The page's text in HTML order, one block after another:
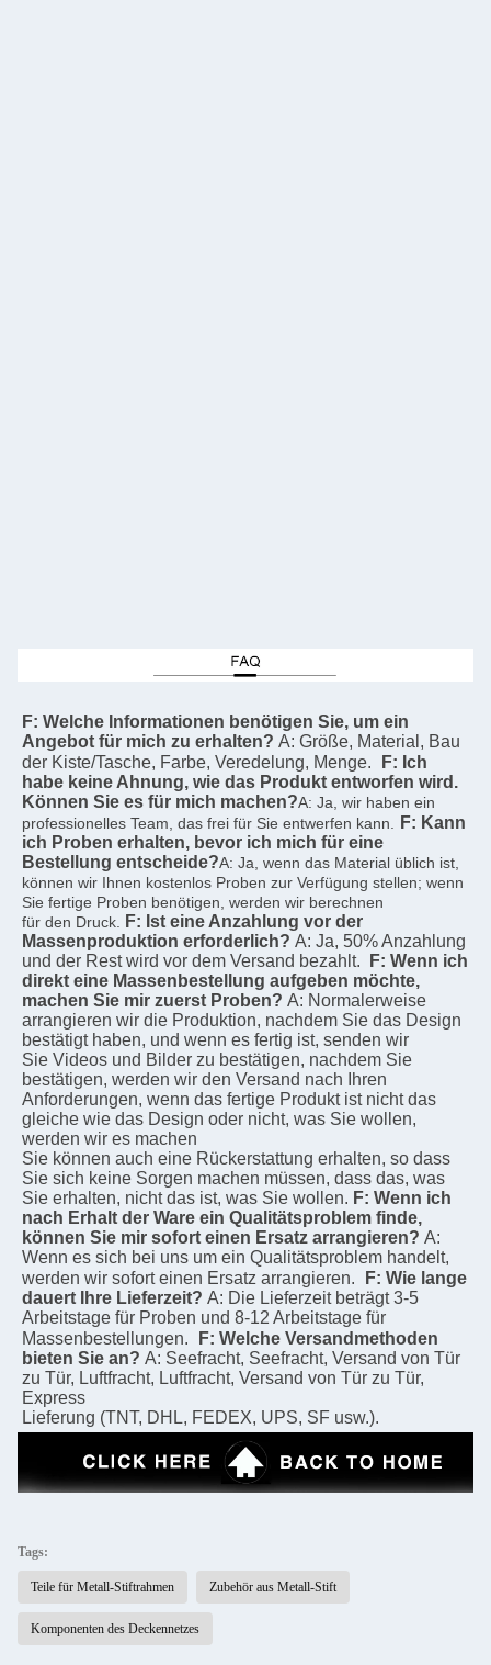
F: Welche Informationen benötigen Sie, um ein
Angebot für mich zu erhalten? A: Größe, Material, Bau
der Kiste/Tasche, Farbe, Veredelung, Menge.
F: Ich
habe keine Ahnung, wie das Produkt entworfen wird.
Können Sie es für mich machen?A: Ja, wir haben ein
professionelles Team, das frei für Sie entwerfen kann.
F: Kann
ich Proben erhalten, bevor ich mich für eine
Bestellung entscheide?A: Ja, wenn das Material üblich ist,
können wir Ihnen kostenlos Proben zur Verfügung stellen; wenn
Sie fertige Proben benötigen, werden wir berechnen
für den Druck.
F: Ist eine Anzahlung vor der
Massenproduktion erforderlich? A: Ja, 50% Anzahlung
und der Rest wird vor dem Versand bezahlt.
F: Wenn ich
direkt eine Massenbestellung aufgeben möchte,
machen Sie mir zuerst Proben? A: Normalerweise
arrangieren wir die Produktion, nachdem Sie das Design
bestätigt haben, und wenn es fertig ist, senden wir
Sie Videos und Bilder zu bestätigen, nachdem Sie
bestätigen, werden wir den Versand nach Ihren
Anforderungen, wenn das fertige Produkt ist nicht das
gleiche wie das Design oder nicht, was Sie wollen,
werden wir es machen
Sie können auch eine Rückerstattung erhalten, so dass
Sie sich keine Sorgen machen müssen, dass das, was
Sie erhalten, nicht das ist, was Sie wollen. F: Wenn ich
nach Erhalt der Ware ein Qualitätsproblem finde,
können Sie mir sofort einen Ersatz arrangieren? A:
Wenn es sich bei uns um ein Qualitätsproblem handelt,
werden wir sofort einen Ersatz arrangieren.
F: Wie lange
dauert Ihre Lieferzeit? A: Die Lieferzeit beträgt 3-5
Arbeitstage für Proben und 8-12 Arbeitstage für
Massenbestellungen.
F: Welche Versandmethoden
bieten Sie an? A: Seefracht, Seefracht, Versand von Tür
zu Tür, Luftfracht, Luftfracht, Versand von Tür zu Tür,
Express
Lieferung (TNT, DHL, FEDEX, UPS, SF usw.).
Tags:
Teile für Metall-Stiftrahmen Zubehör aus Metall-Stift
Komponenten des Deckennetzes